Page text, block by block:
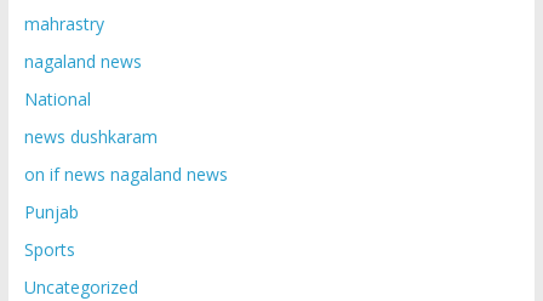
mahrastry
nagaland news
National
news dushkaram
on if news nagaland news
Punjab
Sports
Uncategorized